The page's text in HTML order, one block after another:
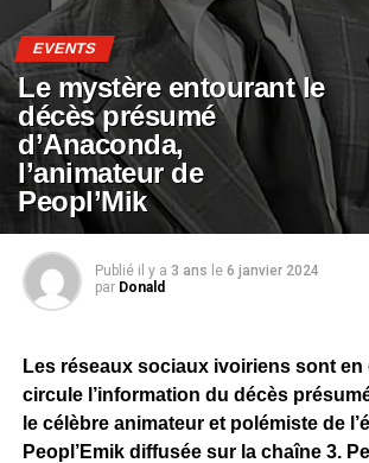
EVENTS
Le mystère entourant le
décès présumé
d’Anaconda,
l’animateur de
Peopl’Mik
Publié il y a 3 ans le 6 janvier 2024
par Donald
Les réseaux sociaux ivoiriens sont en
circule l’information du décès
le célèbre animateur et polémiste de
Peopl’Emik diffusée sur la chaîne 3.